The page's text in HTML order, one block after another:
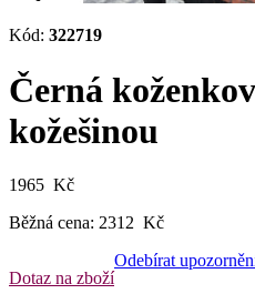
Kód: 322719
Černá
kožešinou
1965 Kč
Běžná cena: 2312 Kč
Dotaz na zboží
Odebírat